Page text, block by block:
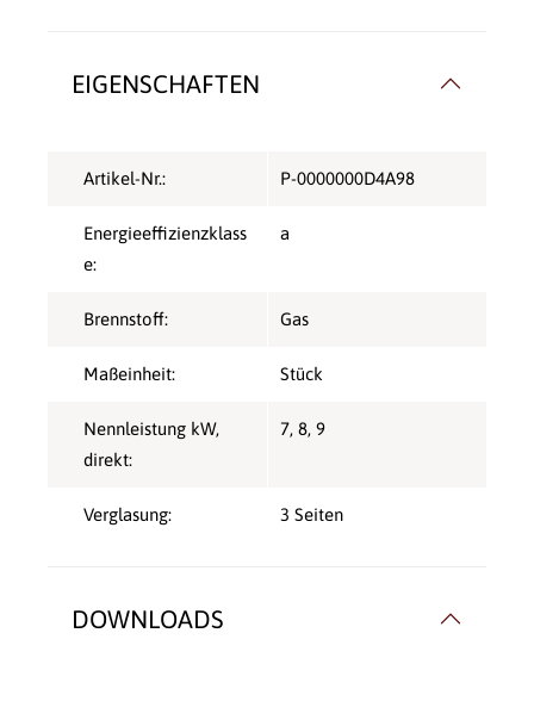
EIGENSCHAFTEN
Artikel-Nr.: P-0000000D4A98
Energieeffizienzklass
e:
a
Brennstoff: Gas
Maßeinheit: Stück
Nennleistung kW,
direkt:
7, 8, 9
Verglasung: 3 Seiten
DOWNLOADS